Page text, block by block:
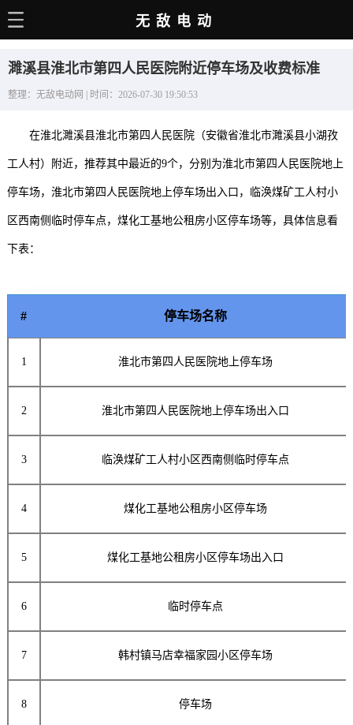
电动百科
选车推荐
充电站
用车百科
经销商
无敌电动
濉溪县淮北市第四人民医院附近停车场及收费标准
整理：无敌电动网 | 时间：2026-07-30 19:50:53
在淮北濉溪县淮北市第四人民医院（安徽省淮北市濉溪县小湖孜
工人村）附近，推荐其中最近的9个，分别为淮北市第四人民医院地上
停车场，淮北市第四人民医院地上停车场出入口，临涣煤矿工人村小
区西南侧临时停车点，煤化工基地公租房小区停车场等，具体信息看
下表：
# 停车场名称
1 淮北市第四人民医院地上停车场
2 淮北市第四人民医院地上停车场出入口
3 临涣煤矿工人村小区西南侧临时停车点
4 煤化工基地公租房小区停车场
5 煤化工基地公租房小区停车场出入口
6 临时停车点
7 韩村镇马店幸福家园小区停车场
8 停车场